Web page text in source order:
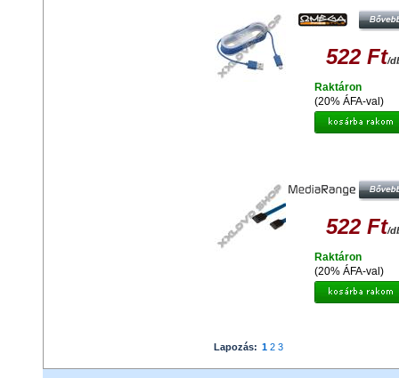
522 Ft/
(20% ÁFA-val)
Raktáron
522 Ft/
(20% ÁFA-val)
Raktáron
Lapozás: 1 2 3